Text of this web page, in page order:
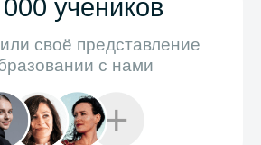
опытом
учеников